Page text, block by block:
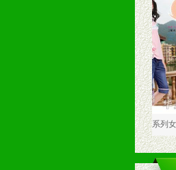
酷比乐休闲系列女童装